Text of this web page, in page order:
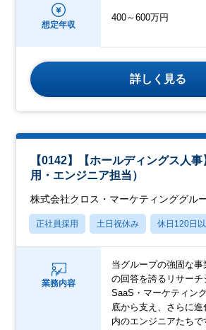
想定年収
400～600万円
詳しく見る
【0142】【ホールディングス人
用・エンジニア担当）
株式会社クロス・マーケティンググル
正社員採用 土日祝休み 休日120日
業務内容
当グループの強固な
の回答を誇るリサー
SaaS・マーケティン
底から支え、さらに
内のエンジニアたちで